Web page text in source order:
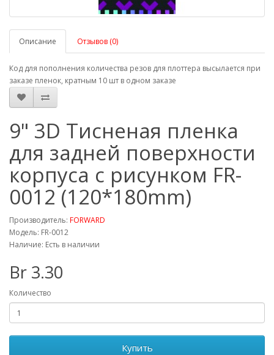
Описание Отзывов (0)
Код для пополнения количества резов для плоттера высылается при
заказе пленок, кратным 10 шт в одном заказе
9" 3D Тисненая пленка
для задней поверхности
корпуса с рисунком FR-
0012 (120*180mm)
Производитель: FORWARD
Модель: FR-0012
Наличие: Есть в наличии
Br 3.30
Количество
Купить